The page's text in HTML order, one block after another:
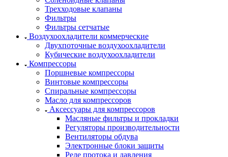
Трехходовые клапаны
Фильтры
Фильтры сетчатые
Воздухоохладители коммерческие
Двухпоточные воздухоохладители
Кубические воздухоохладители
Компрессоры
Поршневые компрессоры
Винтовые компрессоры
Спиральные компрессоры
Масло для компрессоров
Аксессуары для компрессоров
Масляные фильтры и прокладки
Регуляторы производительности
Вентиляторы обдува
Электронные блоки защиты
Реле протока и давления